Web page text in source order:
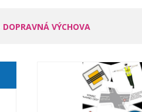
DOPRAVNÁ VÝCHOVA